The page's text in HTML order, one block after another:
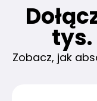
Zobacz, jak